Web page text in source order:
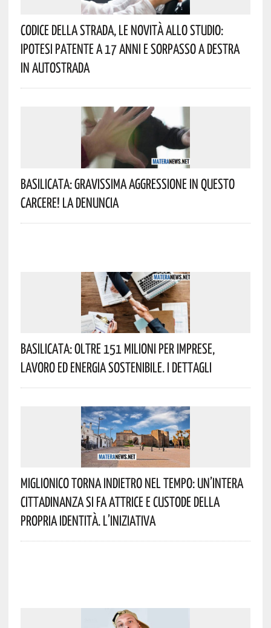
Codice Della Strada, Le Novità Allo Studio:
Ipotesi Patente A 17 Anni E Sorpasso A Destra
In Autostrada
Basilicata: Gravissima Aggressione In Questo
Carcere! La Denuncia
Basilicata: Oltre 151 Milioni Per Imprese,
Lavoro Ed Energia Sostenibile. I Dettagli
Miglionico Torna Indietro Nel Tempo: Un’intera
Cittadinanza Si Fa Attrice E Custode Della
Propria Identità. L’iniziativa